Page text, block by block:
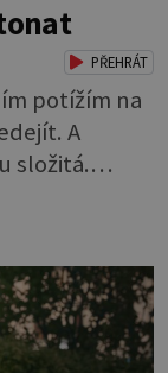
PŘEHRÁT
potížím na
A
složitá.
kuchyně
při
ze
Dobro